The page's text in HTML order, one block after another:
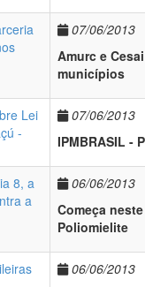
07/06/2013
Amurc e
municípios
07/06/2013
IPMBRASIL -
06/06/2013
Começa
Poliomielite
06/06/2013